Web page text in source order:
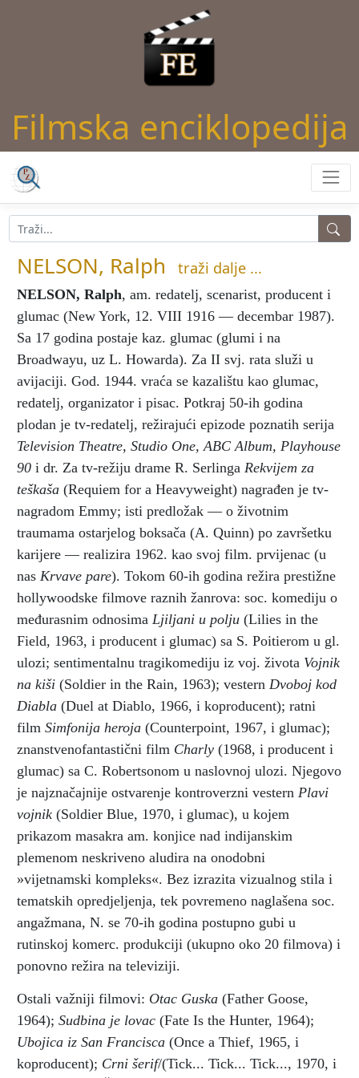
Filmska enciklopedija
NELSON, Ralph traži dalje ...
NELSON, Ralph, am. redatelj, scenarist, producent i
glumac (New York, 12. VIII 1916 — decembar 1987).
Sa 17 godina postaje kaz. glumac (glumi i na
Broadwayu, uz L. Howarda). Za II svj. rata služi u
avijaciji. God. 1944. vraća se kazalištu kao glumac,
redatelj, organizator i pisac. Potkraj 50-ih godina
plodan je tv-redatelj, režirajući epizode poznatih serija
Television Theatre, Studio One, ABC Album, Playhouse
90 i dr. Za tv-režiju drame R. Serlinga Rekvijem za
teškaša (Requiem for a Heavyweight) nagrađen je tv-
nagradom Emmy; isti predložak — o životnim
traumama ostarjelog boksača (A. Quinn) po završetku
karijere — realizira 1962. kao svoj film. prvijenac (u
nas Krvave pare). Tokom 60-ih godina režira prestižne
hollywoodske filmove raznih žanrova: soc. komediju o
međurasnim odnosima Ljiljani u polju (Lilies in the
Field, 1963, i producent i glumac) sa S. Poitierom u gl.
ulozi; sentimentalnu tragikomediju iz voj. života Vojnik
na kiši (Soldier in the Rain, 1963); vestern Dvoboj kod
Diabla (Duel at Diablo, 1966, i koproducent); ratni
film Simfonija heroja (Counterpoint, 1967, i glumac);
znanstvenofantastični film Charly (1968, i producent i
glumac) sa C. Robertsonom u naslovnoj ulozi. Njegovo
je najznačajnije ostvarenje kontroverzni vestern Plavi
vojnik (Soldier Blue, 1970, i glumac), u kojem
prikazom masakra am. konjice nad indijanskim
plemenom neskriveno aludira na onodobni
»vijetnamski kompleks«. Bez izrazita vizualnog stila i
tematskih opredjeljenja, tek povremeno naglašena soc.
angažmana, N. se 70-ih godina postupno gubi u
rutinskoj komerc. produkciji (ukupno oko 20 filmova) i
ponovno režira na televiziji.
Ostali važniji filmovi: Otac Guska (Father Goose,
1964); Sudbina je lovac (Fate Is the Hunter, 1964);
Ubojica iz San Francisca (Once a Thief, 1965, i
koproducent); Crni šerif/(Tick... Tick... Tick..., 1970, i